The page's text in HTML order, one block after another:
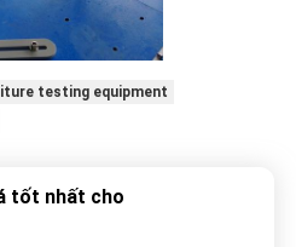
testing equipment
tốt nhất cho